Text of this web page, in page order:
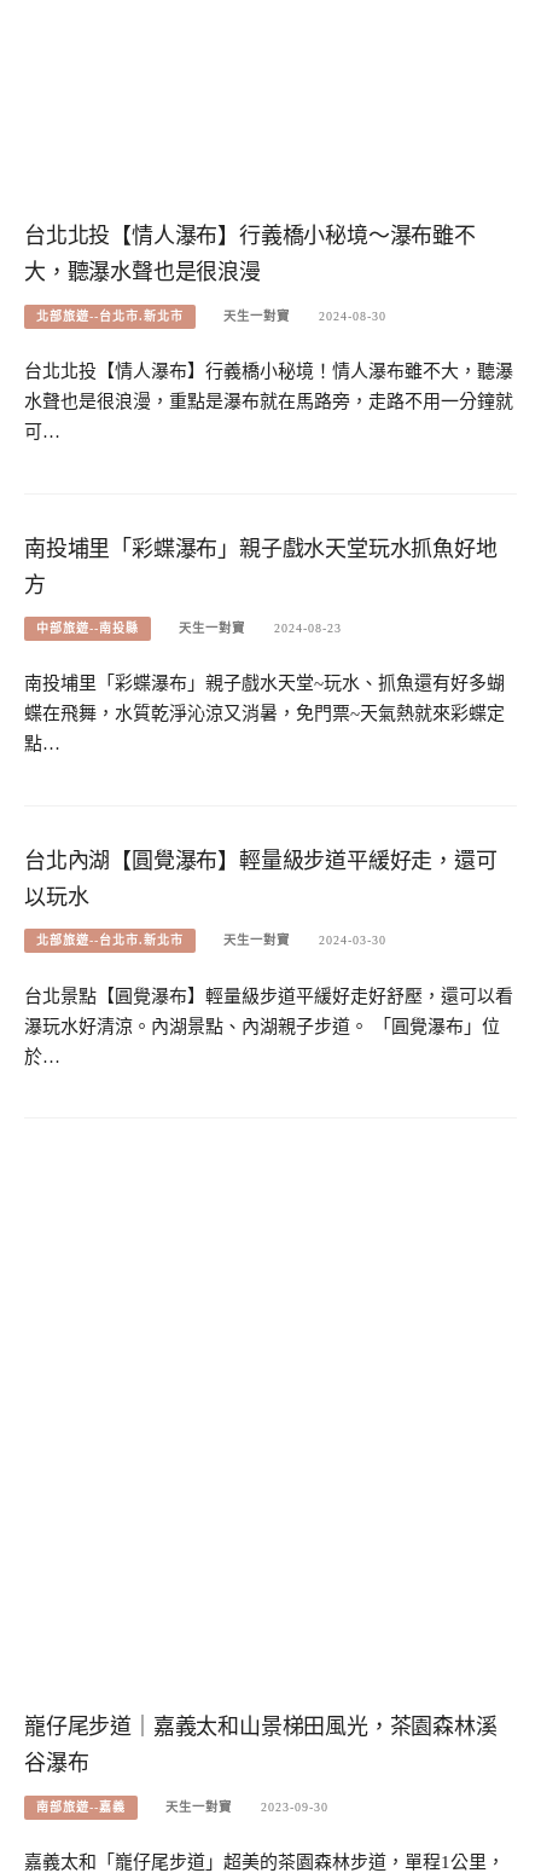
台北北投【情人瀑布】行義橋小秘境～瀑布雖不
大，聽瀑水聲也是很浪漫
北部旅遊--台北市.新北市 天生一對寶 2024-08-30
台北北投【情人瀑布】行義橋小秘境！情人瀑布雖不大，聽瀑
水聲也是很浪漫，重點是瀑布就在馬路旁，走路不用一分鐘就
可…
南投埔里「彩蝶瀑布」親子戲水天堂玩水抓魚好地
方
中部旅遊--南投縣 天生一對寶 2024-08-23
南投埔里「彩蝶瀑布」親子戲水天堂~玩水、抓魚還有好多蝴
蝶在飛舞，水質乾淨沁涼又消暑，免門票~天氣熱就來彩蝶定
點…
台北內湖【圓覺瀑布】輕量級步道平緩好走，還可
以玩水
北部旅遊--台北市.新北市 天生一對寶 2024-03-30
台北景點【圓覺瀑布】輕量級步道平緩好走好舒壓，還可以看
瀑玩水好清涼。內湖景點、內湖親子步道。 「圓覺瀑布」位
於…
巃仔尾步道｜嘉義太和山景梯田風光，茶園森林溪
谷瀑布
南部旅遊--嘉義 天生一對寶 2023-09-30
嘉義太和「巃仔尾步道」超美的茶園森林步道，單程1公里，